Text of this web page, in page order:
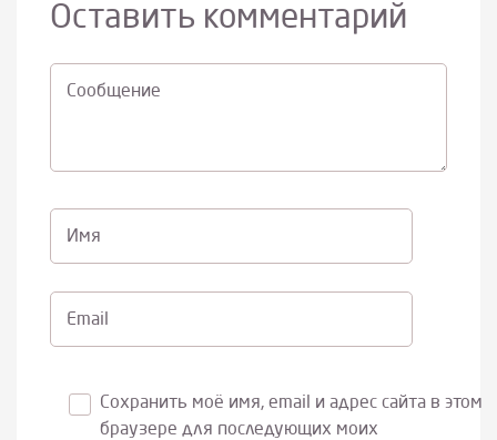
Оставить комментарий
Cообщение
Имя
Email
Сохранить моё имя, email и адрес сайта в этом
браузере для последующих моих